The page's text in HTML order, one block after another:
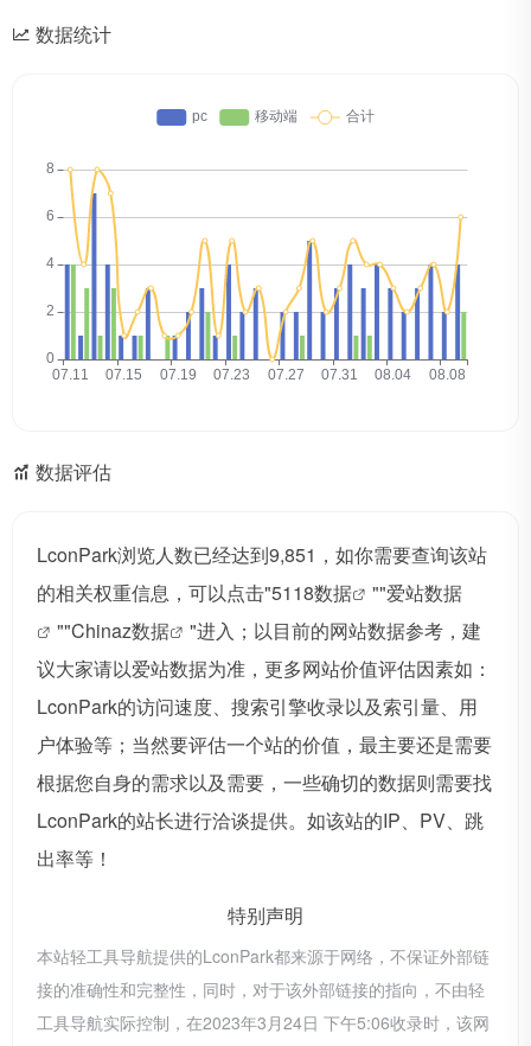
数据统计
数据评估
LconPark浏览人数已经达到9,851，如你需要查询该站
的相关权重信息，可以点击"5118数据 ""爱站数据
""Chinaz数据
"进入；以目前的网站数据参考，建
议大家请以爱站数据为准，更多网站价值评估因素如：
LconPark的访问速度、搜索引擎收录以及索引量、用
户体验等；当然要评估一个站的价值，最主要还是需要
根据您自身的需求以及需要，一些确切的数据则需要找
LconPark的站长进行洽谈提供。如该站的IP、PV、跳
出率等！
特别声明
本站轻工具导航提供的LconPark都来源于网络，不保证外部链
接的准确性和完整性，同时，对于该外部链接的指向，不由轻
工具导航实际控制，在2023年3月24日 下午5:06收录时，该网